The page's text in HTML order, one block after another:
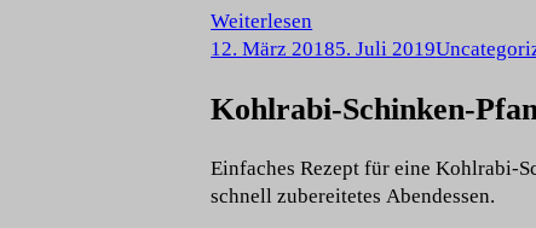
Weiterlesen
12. März 20185. Juli 2019
Kohlrabi-Schinken-
Einfaches Rezept für eine Kohlrabi-
schnell zubereitetes Abendessen.